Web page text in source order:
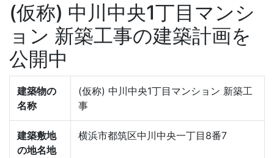
(仮称) 中川中央1丁目マンシ
ョン 新築工事の建築計画を
公開中
建築物の
名称
(仮称) 中川中央1丁目マンション 新築工
事
建築敷地
の地名地
横浜市都筑区中川中央一丁目8番7